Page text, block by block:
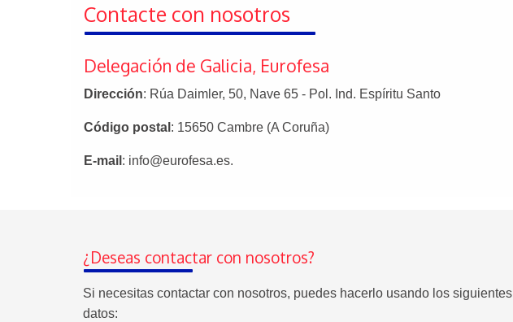
Contacte con nosotros
Delegación de Galicia, Eurofesa
Dirección: Rúa Daimler, 50, Nave 65 - Pol. Ind. Espíritu Santo
Código postal : 15650 Cambre (A Coruña)
E-mail : info@eurofesa.es.
¿Deseas contactar con nosotros?
Si necesitas contactar con nosotros, puedes hacerlo usando los siguientes
datos: